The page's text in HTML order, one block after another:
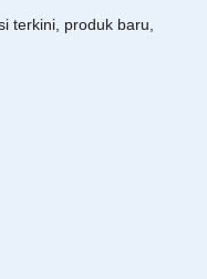
terkini, produk baru,